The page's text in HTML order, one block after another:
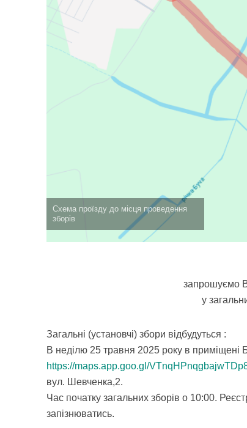
Схема проїзду до місця проведення
зборів
запрошуємо
у
Загальні (установчі) збори відбудуться :
В неділю 25 травня 2025 року в
https://maps.app.goo.gl/
вул. Шевченка,2.
Час початку загальних зборів о 10:00.
запізнюватись.